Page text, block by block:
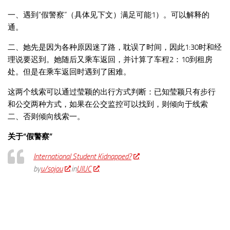
一、遇到“假警察”（具体见下文）满足可能1）。可以解释的
通。
二、她先是因为各种原因迷了路，耽误了时间，因此1:30时和经
理说要迟到。她随后又乘车返回，并计算了车程2：10到租房
处。但是在乘车返回时遇到了困难。
这两个线索可以通过莹颖的出行方式判断：已知莹颖只有步行
和公交两种方式，如果在公交监控可以找到，则倾向于线索
二、否则倾向线索一。
关于“假警察”
International Student Kidnapped?
byu/sojou inUIUC